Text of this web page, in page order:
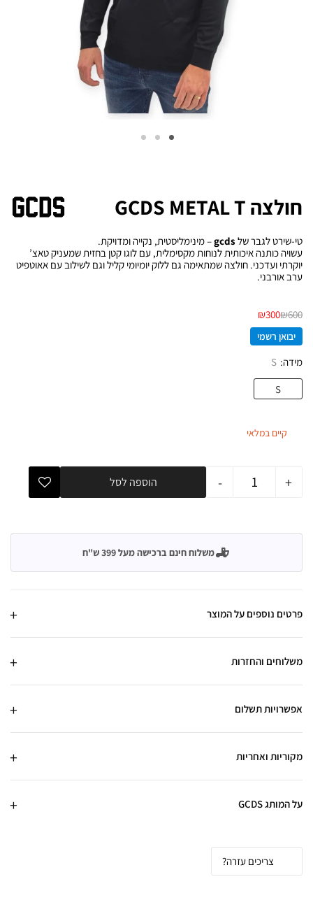
חולצה GCDS METAL T
טי-שירט לגבר שלgcds– מינימליסטית, נקייה ומדויקת.
עשויה כותנה איכותית לנוחות מקסימלית, עם לוגו קטן בחזית שמעניק טאצ’
יוקרתי ועדכני. חולצה שמתאימה גם ללוק יומיומי קליל וגם לשילוב עם אאוטפיט
ערב אורבני.
₪600
₪300
יבואן רשמי
מידה S
S
קיים במלאי
- + הוספה לסל
משלוח חינם ברכישה מעל 399 ש"ח
פרטים נוספים על המוצר
משלוחים והחזרות
אפשרויות תשלום
מקוריות ואחריות
על המותג GCDS
צריכים עזרה?